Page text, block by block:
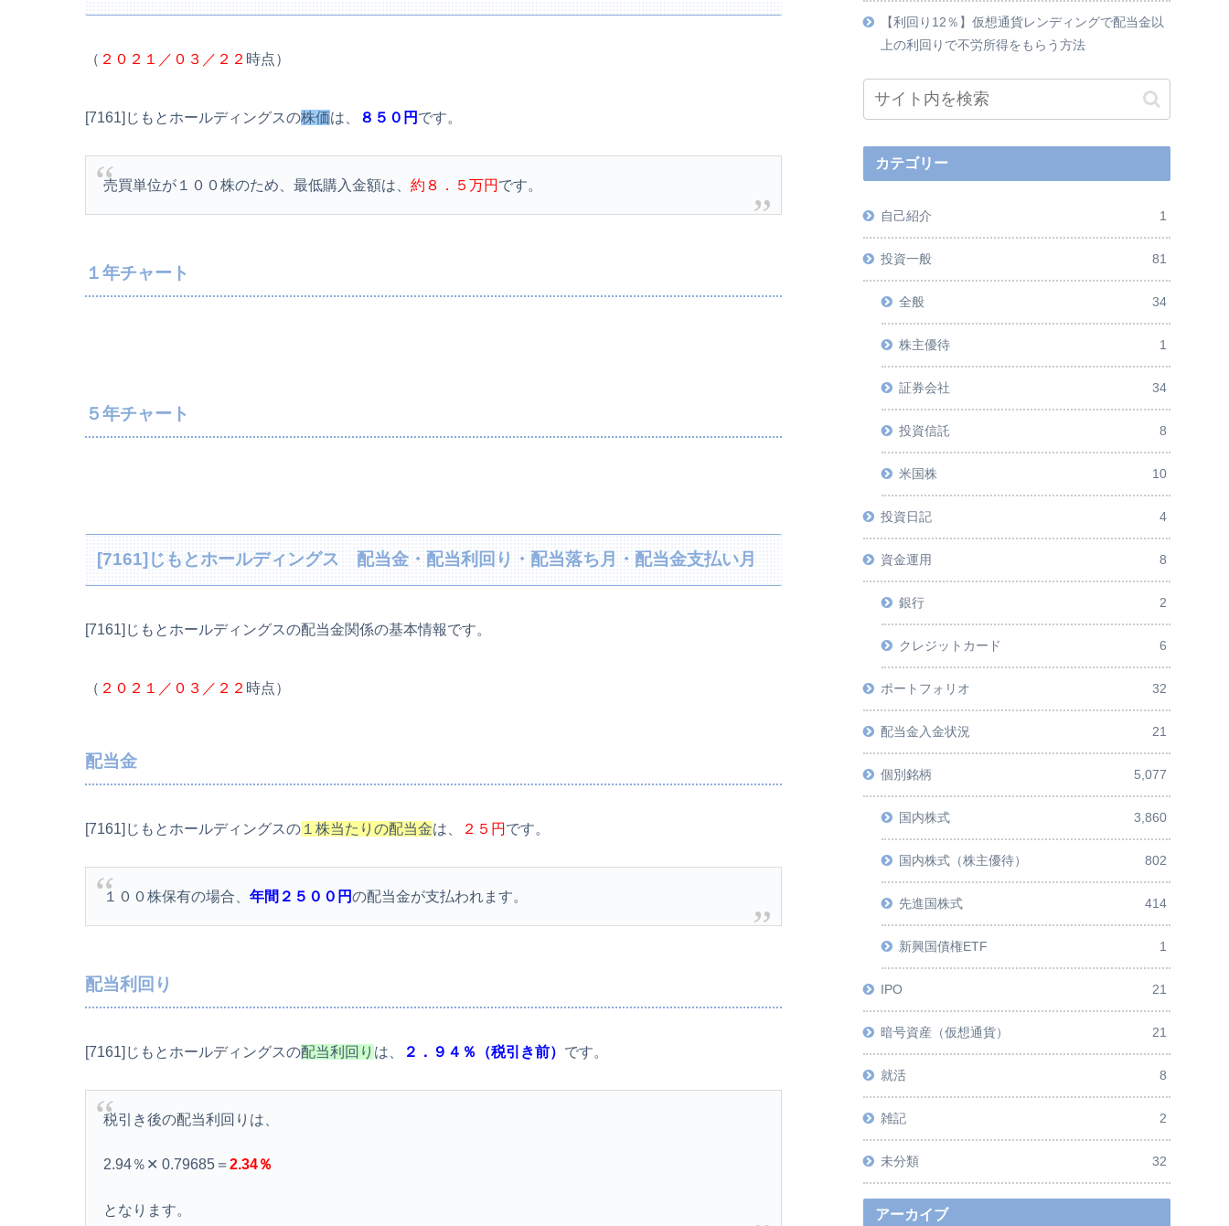
（ ２０２１／０３／２２ 時点）
[7161]じもとホールディングスの株価は、 ８５０円 です。
売買単位が１００株のため、最低購入金額は、約８．５万円 です。
１年チャート
５年チャート
[7161]じもとホールディングス 配当金・配当利回り・配当落ち月・配当金支払い月
[7161]じもとホールディングスの配当金関係の基本情報です。
（ ２０２１／０３／２２ 時点）
配当金
[7161]じもとホールディングスの １株当たりの配当金は、 ２５円 です。
１００株保有の場合、年間２５００円の配当金が支払われます。
配当利回り
[7161]じもとホールディングスの配当利回り は、 ２．９４％（税引き前） です。
税引き後の配当利回りは、
2.94％✕ 0.79685＝2.34％
となります。
【利回り12％】仮想通貨レンディングで配当金以
上の利回りで不労所得をもらう方法
カテゴリー
自己紹介 1
投資一般 81
全般 34
株主優待 1
証券会社 34
投資信託 8
米国株 10
投資日記 4
資金運用 8
銀行 2
クレジットカード 6
ポートフォリオ 32
配当金入金状況 21
個別銘柄 5,077
国内株式 3,860
国内株式（株主優待） 802
先進国株式 414
新興国債権ETF 1
IPO 21
暗号資産（仮想通貨） 21
就活 8
雑記 2
未分類 32
アーカイブ